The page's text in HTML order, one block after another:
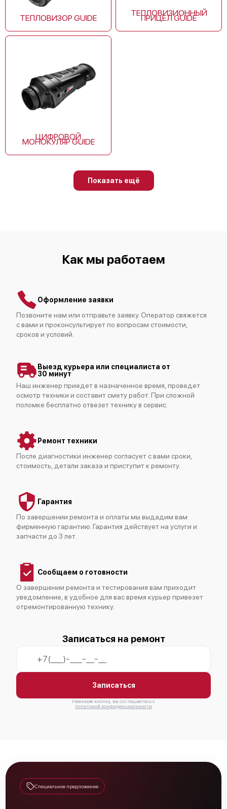
ТЕПЛОВИЗОР GUIDE
ТЕПЛОВИЗИОННЫЙ
ПРИЦЕЛ GUIDE
ЦИФРОВОЙ
МОНОКУЛЯР GUIDE
Показать ещё
Как мы работаем
Оформление заявки
Позвоните нам или отправьте заявку. Оператор свяжется
с вами и проконсультирует по вопросам стоимости,
сроков и условий.
Выезд курьера или специалиста от
30 минут
Наш инженер приедет в назначенное время, проведет
осмотр техники и составит смету работ. При сложной
поломке бесплатно отвезет технику в сервис.
Ремонт техники
После диагностики инженер согласует с вами сроки,
стоимость, детали заказа и приступит к ремонту.
Гарантия
По завершении ремонта и оплаты мы выдадим вам
фирменную гарантию. Гарантия действует на услуги и
запчасти до 3 лет.
Сообщаем о готовности
О завершении ремонта и тестирования вам приходит
уведомление, в удобное для вас время курьер привезет
отремонтированную технику.
Записаться на ремонт
Записаться
Нажимая кнопку, вы соглашаетесь с
политикой конфиденциальности
Специальное предложение